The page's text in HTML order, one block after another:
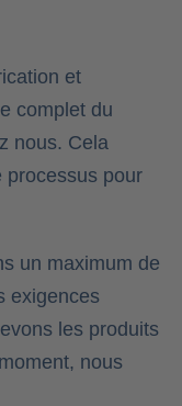
et
complet du
nous. Cela
processus pour
un maximum de
exigences
les produits
nous